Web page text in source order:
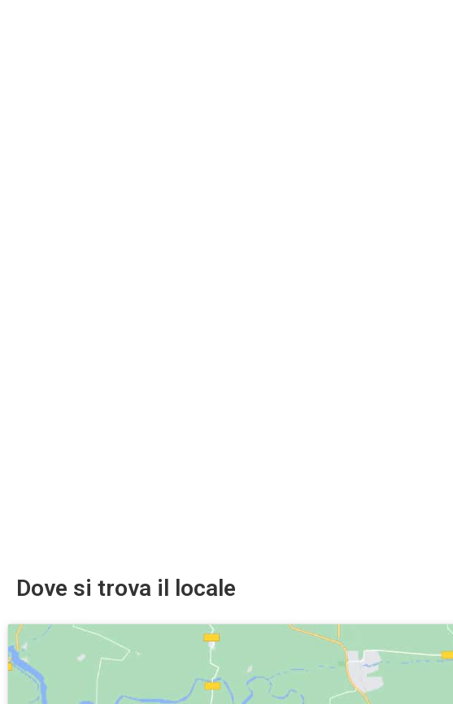
Dove si trova il locale